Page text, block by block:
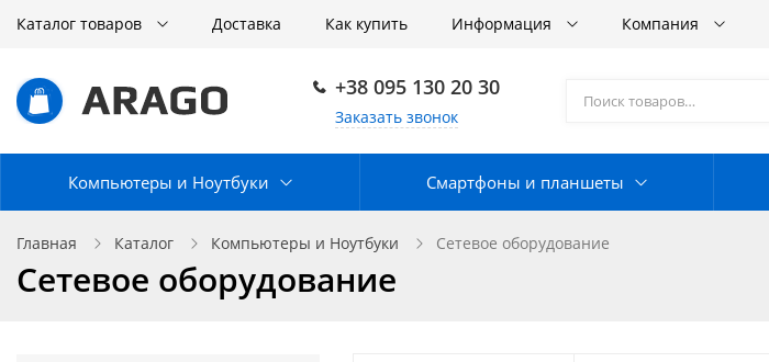
Каталог товаров Доставка Как купить Информация Компания
+38 095 130 20 30
Заказать звонок
Компьютеры и Ноутбуки Смартфоны и планшеты
Главная Каталог Компьютеры и Ноутбуки Сетевое оборудование
Сетевое оборудование